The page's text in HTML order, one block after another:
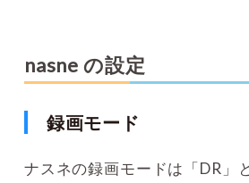
nasne の設定
録画モード
ナスネの録画モードは「DR」